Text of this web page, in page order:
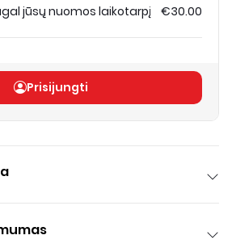
jūsų nuomos laikotarpį €30.00
Prisijungti